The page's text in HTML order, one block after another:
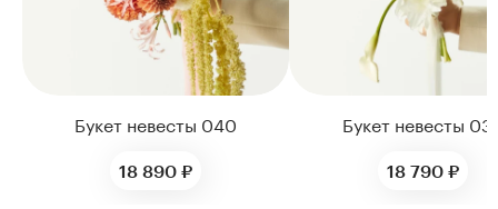
Букет невесты 040
18 890 ₽
Букет невесты
18 790 ₽